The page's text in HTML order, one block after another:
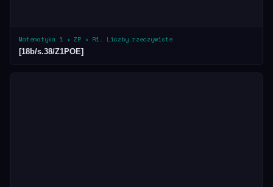
Matematyka 1 › ZP › R1. Liczby rzeczywiste
[18b/s.38/Z1POE]